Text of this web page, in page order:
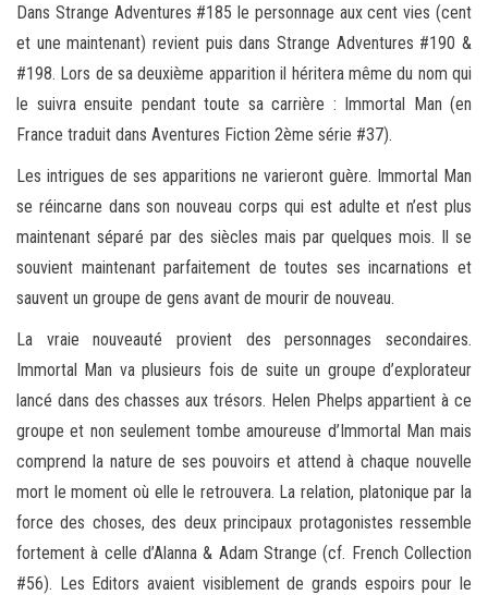
Dans Strange Adventures #185 le personnage aux cent vies (cent
et une maintenant) revient puis dans Strange Adventures #190 &
#198. Lors de sa deuxième apparition il héritera même du nom qui
le suivra ensuite pendant toute sa carrière : Immortal Man (en
France traduit dans Aventures Fiction 2ème série #37).
Les intrigues de ses apparitions ne varieront guère. Immortal Man
se réincarne dans son nouveau corps qui est adulte et n’est plus
maintenant séparé par des siècles mais par quelques mois. Il se
souvient maintenant parfaitement de toutes ses incarnations et
sauvent un groupe de gens avant de mourir de nouveau.
La vraie nouveauté provient des personnages secondaires.
Immortal Man va plusieurs fois de suite un groupe d’explorateur
lancé dans des chasses aux trésors. Helen Phelps appartient à ce
groupe et non seulement tombe amoureuse d’Immortal Man mais
comprend la nature de ses pouvoirs et attend à chaque nouvelle
mort le moment où elle le retrouvera. La relation, platonique par la
force des choses, des deux principaux protagonistes ressemble
fortement à celle d’Alanna & Adam Strange (cf. French Collection
#56). Les Editors avaient visiblement de grands espoirs pour le